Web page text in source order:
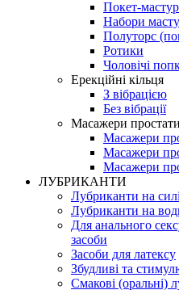
Покет-
Набори
Полуторс
Ротики
Чоловічі
Ерекційні кільця
З вібрацією
Без вібрації
Масажери простати
Масажери
Масажери
Масажери
ЛУБРИКАНТИ
Лубриканти на
Лубриканти на
Для анального
засоби
Засоби для латексу
Збудливі та
Смакові (оральні)